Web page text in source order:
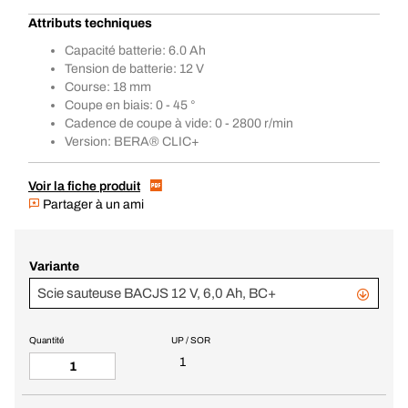
Attributs techniques
Capacité batterie: 6.0 Ah
Tension de batterie: 12 V
Course: 18 mm
Coupe en biais: 0 - 45 °
Cadence de coupe à vide: 0 - 2800 r/min
Version: BERA® CLIC+
Voir la fiche produit
Partager à un ami
Variante
Scie sauteuse BACJS 12 V, 6,0 Ah, BC+
UP / SOR
1
Quantité